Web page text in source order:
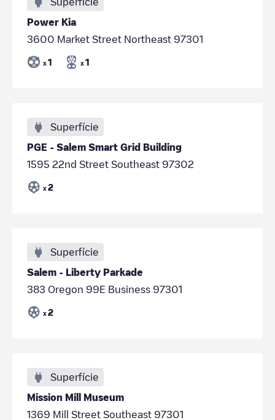
Power Kia
3600 Market Street Northeast 97301
x 1 x 1
Superfície
PGE - Salem Smart Grid Building
1595 22nd Street Southeast 97302
x 2
Superfície
Salem - Liberty Parkade
383 Oregon 99E Business 97301
x 2
Superfície
Mission Mill Museum
1369 Mill Street Southeast 97301